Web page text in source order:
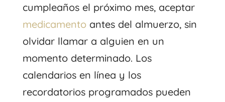
cumpleaños el próximo mes, aceptar
medicamentoantes del almuerzo, sin
olvidar llamar a alguien en un
momento determinado. Los
calendarios en línea y los
recordatorios programados pueden